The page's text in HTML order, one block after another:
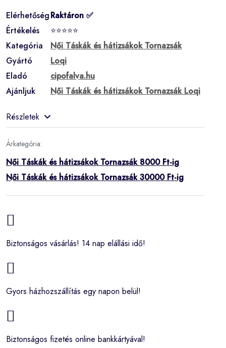
ElérhetőségRaktáron ✅
Értékelés
⭐⭐⭐⭐⭐
Kategória
Női Táskák és hátizsákok Tornazsák
Gyártó
Loqi
Eladó
cipofalva.hu
Ajánljuk
Női Táskák és hátizsákok Tornazsák Loqi
Részletek
Árkategória:
Női Táskák és hátizsákok Tornazsák 8000 Ft-ig
Női Táskák és hátizsákok Tornazsák 30000 Ft-ig
Biztonságos vásárlás! 14 nap elállási idő!
Gyors házhozszállítás egy napon belül!
Biztonságos fizetés online bankkártyával!